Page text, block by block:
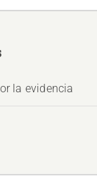
la evidencia